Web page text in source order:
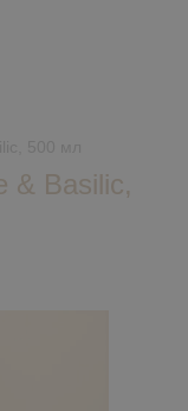
& Basilic,